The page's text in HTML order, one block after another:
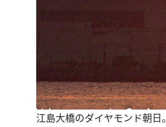
江島大橋のダイヤモンド朝日。